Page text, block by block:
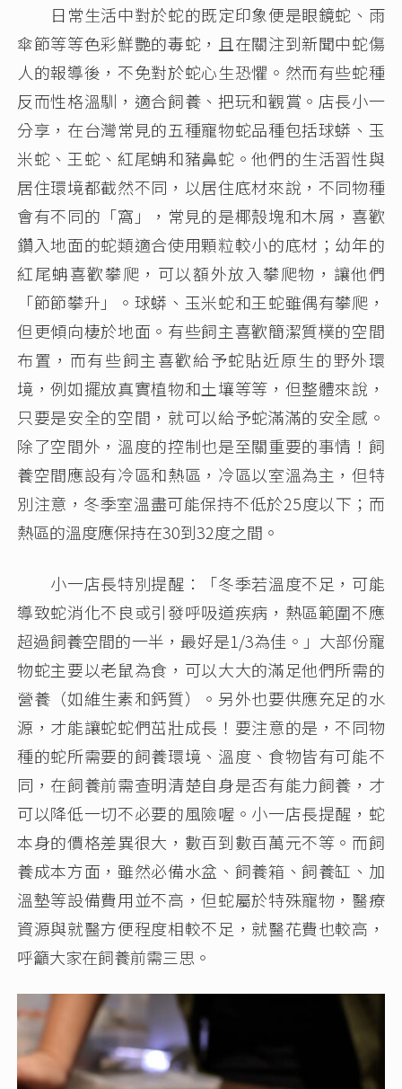
日常生活中對於蛇的既定印象便是眼鏡蛇、雨
傘節等等色彩鮮艷的毒蛇，且在關注到新聞中蛇傷
人的報導後，不免對於蛇心生恐懼。然而有些蛇種
反而性格溫馴，適合飼養、把玩和觀賞。店長小一
分享，在台灣常見的五種寵物蛇品種包括球蟒、玉
米蛇、王蛇、紅尾蚺和豬鼻蛇。他們的生活習性與
居住環境都截然不同，以居住底材來說，不同物種
會有不同的「窩」，常見的是椰殼塊和木屑，喜歡
鑽入地面的蛇類適合使用顆粒較小的底材；幼年的
紅尾蚺喜歡攀爬，可以額外放入攀爬物，讓他們
「節節攀升」。球蟒、玉米蛇和王蛇雖偶有攀爬，
但更傾向棲於地面。有些飼主喜歡簡潔質樸的空間
布置，而有些飼主喜歡給予蛇貼近原生的野外環
境，例如擺放真實植物和土壤等等，但整體來說，
只要是安全的空間，就可以給予蛇滿滿的安全感。
除了空間外，溫度的控制也是至關重要的事情！飼
養空間應設有冷區和熱區，冷區以室溫為主，但特
別注意，冬季室溫盡可能保持不低於25度以下；而
熱區的溫度應保持在30到32度之間。
小一店長特別提醒：「冬季若溫度不足，可能
導致蛇消化不良或引發呼吸道疾病，熱區範圍不應
超過飼養空間的一半，最好是1/3為佳。」大部份寵
物蛇主要以老鼠為食，可以大大的滿足他們所需的
營養（如維生素和鈣質）。另外也要供應充足的水
源，才能讓蛇蛇們茁壯成長！要注意的是，不同物
種的蛇所需要的飼養環境、溫度、食物皆有可能不
同，在飼養前需查明清楚自身是否有能力飼養，才
可以降低一切不必要的風險喔。小一店長提醒，蛇
本身的價格差異很大，數百到數百萬元不等。而飼
養成本方面，雖然必備水盆、飼養箱、飼養缸、加
溫墊等設備費用並不高，但蛇屬於特殊寵物，醫療
資源與就醫方便程度相較不足，就醫花費也較高，
呼籲大家在飼養前需三思。